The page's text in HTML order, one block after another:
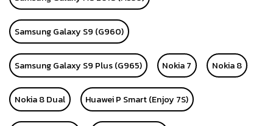
Samsung Galaxy S9 (G960)
Samsung Galaxy S9 Plus (G965) Nokia 7 Nokia 8
Nokia 8 Dual Huawei P Smart (Enjoy 7S)